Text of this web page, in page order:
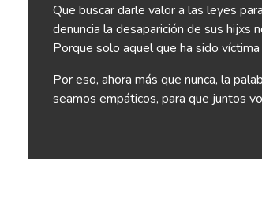
Que buscar darle valor a las leyes
denuncia la desaparición de sus hijxs
Porque solo aquel que ha sido
Por eso, ahora más que nunca, la
seamos empáticos, para que juntos